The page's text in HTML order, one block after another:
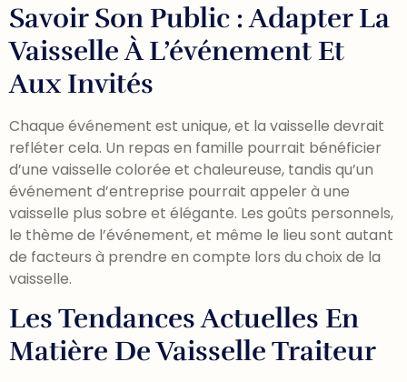
Savoir Son Public : Adapter La
Vaisselle À L’événement Et
Aux Invités
Chaque événement est unique, et la vaisselle devrait
refléter cela. Un repas en famille pourrait bénéficier
d’une vaisselle colorée et chaleureuse, tandis qu’un
événement d’entreprise pourrait appeler à une
vaisselle plus sobre et élégante. Les goûts personnels,
le thème de l’événement, et même le lieu sont autant
de facteurs à prendre en compte lors du choix de la
vaisselle.
Les Tendances Actuelles En
Matière De Vaisselle Traiteur